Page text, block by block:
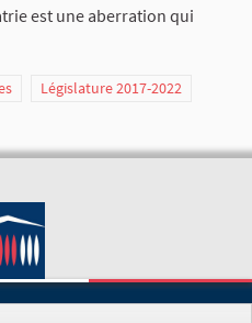
est une aberration qui
Législature 2017-2022